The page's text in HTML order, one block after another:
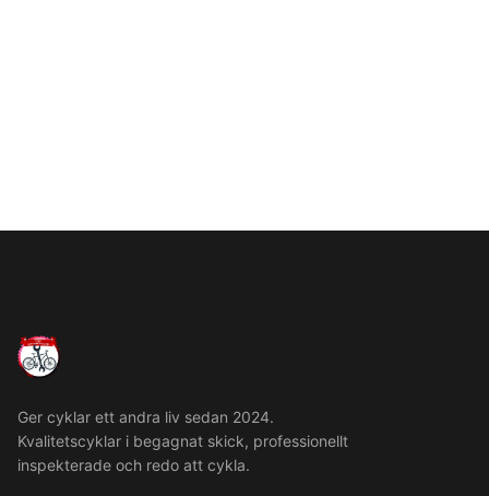
Ger cyklar ett andra liv sedan 2024.
Kvalitetscyklar i begagnat skick, professionellt
inspekterade och redo att cykla.